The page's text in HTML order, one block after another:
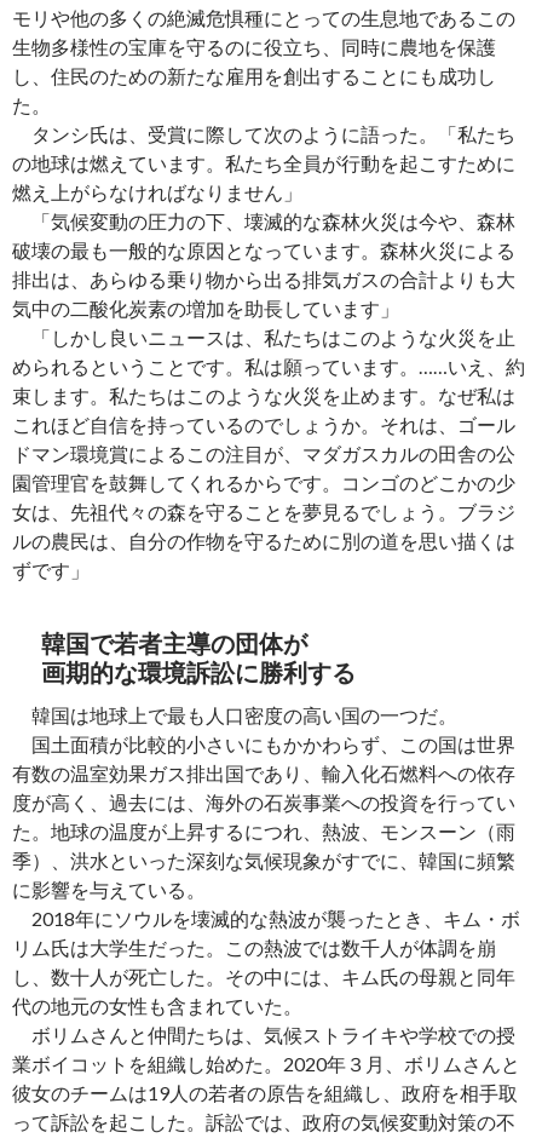
モリや他の多くの絶滅危惧種にとっての生息地であるこの
生物多様性の宝庫を守るのに役立ち、同時に農地を保護
し、住民のための新たな雇用を創出することにも成功し
た。
タンシ氏は、受賞に際して次のように語った。「私たち
の地球は燃えています。私たち全員が行動を起こすために
燃え上がらなければなりません」
「気候変動の圧力の下、壊滅的な森林火災は今や、森林
破壊の最も一般的な原因となっています。森林火災による
排出は、あらゆる乗り物から出る排気ガスの合計よりも大
気中の二酸化炭素の増加を助長しています」
「しかし良いニュースは、私たちはこのような火災を止
められるということです。私は願っています。……いえ、約
束します。私たちはこのような火災を止めます。なぜ私は
これほど自信を持っているのでしょうか。それは、ゴール
ドマン環境賞によるこの注目が、マダガスカルの田舎の公
園管理官を鼓舞してくれるからです。コンゴのどこかの少
女は、先祖代々の森を守ることを夢見るでしょう。ブラジ
ルの農民は、自分の作物を守るために別の道を思い描くは
ずです」
韓国で若者主導の団体が
画期的な環境訴訟に勝利する
韓国は地球上で最も人口密度の高い国の一つだ。
国土面積が比較的小さいにもかかわらず、この国は世界
有数の温室効果ガス排出国であり、輸入化石燃料への依存
度が高く、過去には、海外の石炭事業への投資を行ってい
た。地球の温度が上昇するにつれ、熱波、モンスーン（雨
季）、洪水といった深刻な気候現象がすでに、韓国に頻繁
に影響を与えている。
2018年にソウルを壊滅的な熱波が襲ったとき、キム・ボ
リム氏は大学生だった。この熱波では数千人が体調を崩
し、数十人が死亡した。その中には、キム氏の母親と同年
代の地元の女性も含まれていた。
ボリムさんと仲間たちは、気候ストライキや学校での授
業ボイコットを組織し始めた。2020年３月、ボリムさんと
彼女のチームは19人の若者の原告を組織し、政府を相手取
って訴訟を起こした。訴訟では、政府の気候変動対策の不